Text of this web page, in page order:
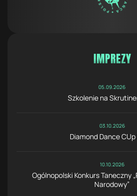
IMPREZY
05.09.2026
Szkolenie na
03.10.2026
Diamond Dance
10.10.2026
Ogólnopolski Konkurs Taneczny
Narodowy”